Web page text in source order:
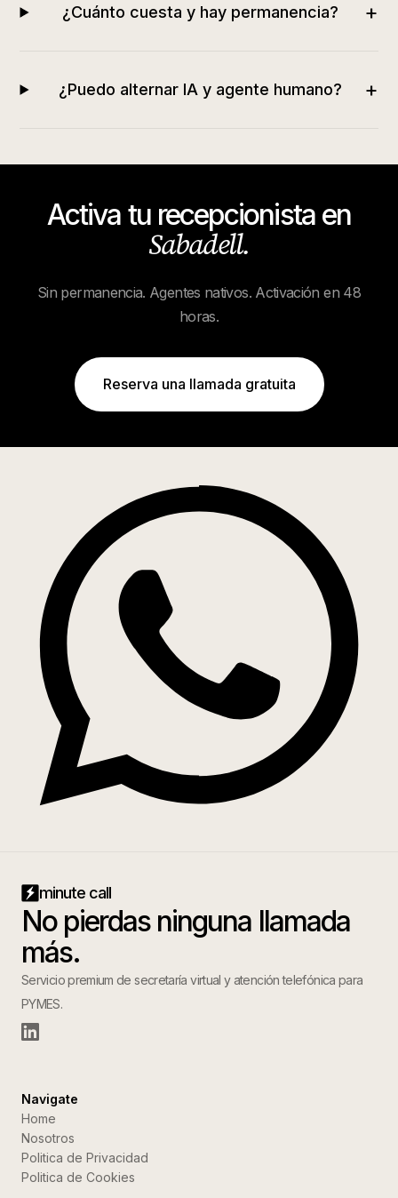
¿Cuánto cuesta y hay permanencia? +
¿Puedo alternar IA y agente humano? +
Activa tu recepcionista en
Sabadell.
Sin permanencia. Agentes nativos. Activación en 48
horas.
Reserva una llamada gratuita
minute call
No pierdas ninguna llamada
más.
Servicio premium de secretaría virtual y atención telefónica para
PYMES.
Navigate
Home
Nosotros
Politica de Privacidad
Politica de Cookies